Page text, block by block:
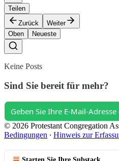
Teilen
Zurück
Weiter
Oben
Neueste
Keine Posts
Sind Sie bereit für mehr?
© 2026 Protestant Congregation
Bedingungen ∙ Hinweis zur